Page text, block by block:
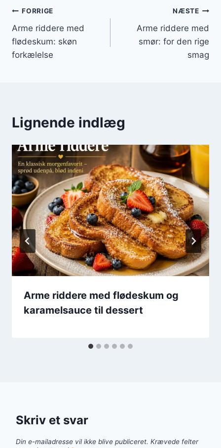
Indlægsnavigation
FORRIGE
Arme riddere med
flødeskum: skøn
forkælelse
NÆSTE
Arme riddere med
smør: for den rige
smag
Lignende indlæg
Arme riddere med flødeskum og
karamelsauce til dessert
Skriv et svar
Din e-mailadresse vil ikke blive publiceret. Krævede felter